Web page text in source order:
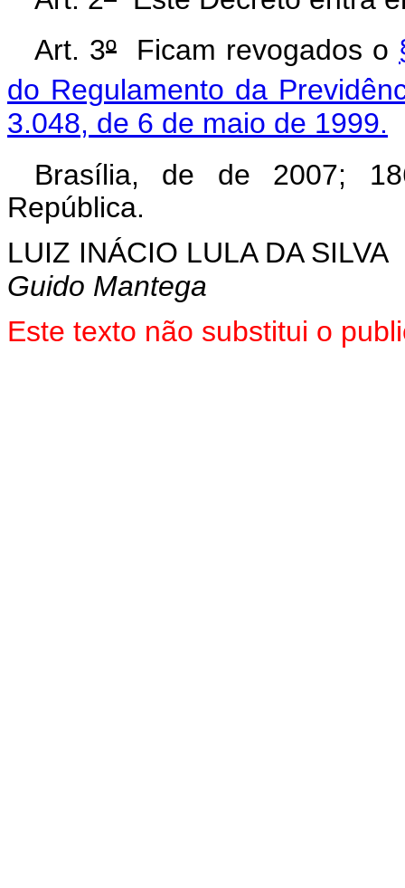
Art. 3º Ficam revogados o
do Regulamento da
3.048, de 6 de maio de 1999.
Brasília, de de 2007;
República.
LUIZ INÁCIO LULA DA SILVA
Guido Mantega
Este texto não substitui o